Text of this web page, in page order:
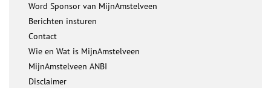
Word Sponsor van MijnAmstelveen
Berichten insturen
Contact
Wie en Wat is MijnAmstelveen
MijnAmstelveen ANBI
Disclaimer